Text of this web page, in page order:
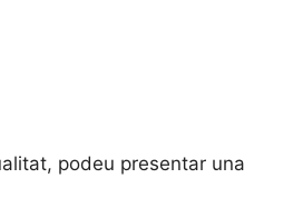
podeu presentar una